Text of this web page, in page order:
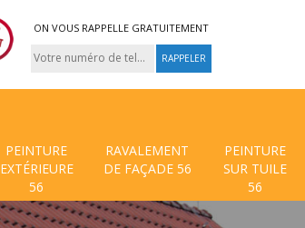
ON VOUS RAPPELLE GRATUITEMENT
PEINTURE
EXTÉRIEURE
56
RAVALEMENT
DE FAÇADE 56
PEINTURE
SUR TUILE
56